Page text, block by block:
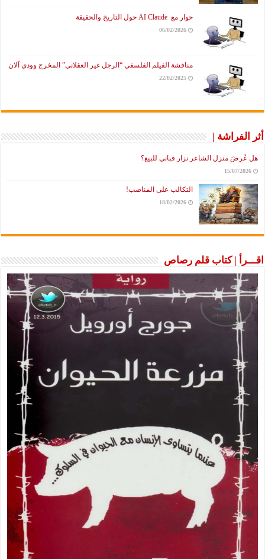
حوار مع AI Claude حول التاريخ والحقيقة
06/02/2026
مناقشة الفيلم الفلسفي “الرجل غير العقلاني” المخرج وودي آلان
22/02/2025
أثر الفراشة |
هل عُرضَ منزل الشاعر نزار قباني للبيع؟
15/07/2026
التكالب على المناصب!
18/02/2026
اقـــرأ | كتاب قلم رصاص